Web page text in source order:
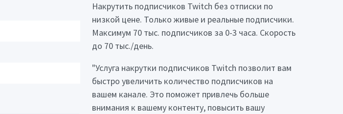
Накрутить подписчиков Twitch без отписки по
низкой цене. Только живые и реальные подписчики.
Максимум 70 тыс. подписчиков за 0-3 часа. Скорость
до 70 тыс./день.
"Услуга накрутки подписчиков Twitch позволит вам
быстро увеличить количество подписчиков на
вашем канале. Это поможет привлечь больше
внимания к вашему контенту, повысить вашу